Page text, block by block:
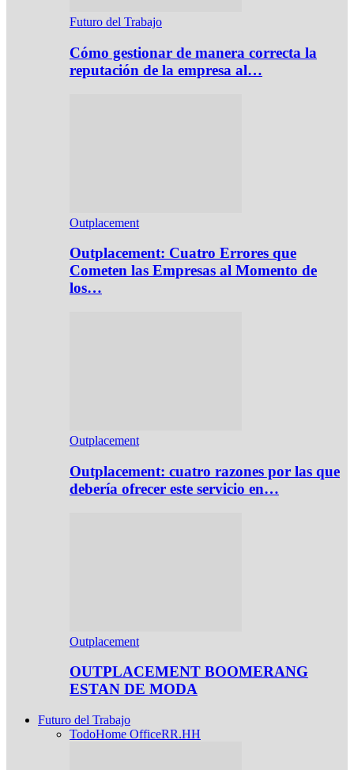
Futuro del Trabajo
Cómo gestionar de manera correcta la
reputación de la empresa al…
Outplacement
Outplacement: Cuatro Errores que
Cometen las Empresas al Momento de
los…
Outplacement
Outplacement: cuatro razones por las que
debería ofrecer este servicio en…
Outplacement
OUTPLACEMENT BOOMERANG
ESTAN DE MODA
Futuro del Trabajo
TodoHome OfficeRR.HH